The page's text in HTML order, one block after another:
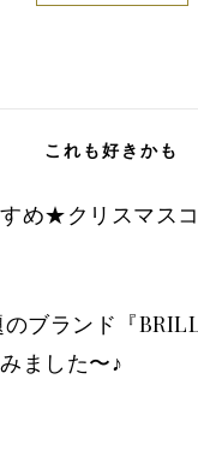
これも好きかも
め★クリスマス
ブランド『
ました〜♪